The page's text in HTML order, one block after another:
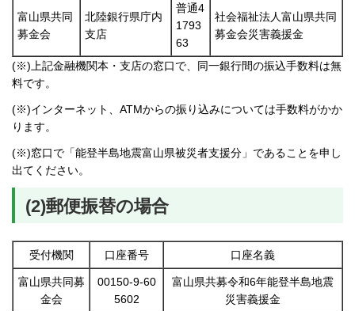
富山県共同
募金会
北陸銀行県庁内
支店
普通4
1793
63
社会福祉法人富山県共同
募金会災害義援金
(※)上記金融機関本・支店の窓口で、同一銀行間の振込手数料は無
料です。
(※)インターネット、ATMからの振り込みについては手数料がかか
ります。
(※)窓口で「能登半島地震富山県被災者支援分」であることを申し
出てください。
(2)郵便振替の場合
受付機関 口座番号 口座名義
富山県共同募
金会
00150-9-60
5602
富山県共募令和6年能登半島地震
災害義援金